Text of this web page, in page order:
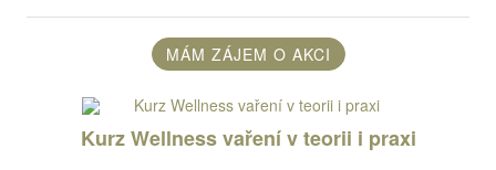
MÁM ZÁJEM O AKCI
Kurz Wellness vaření v teorii i praxi